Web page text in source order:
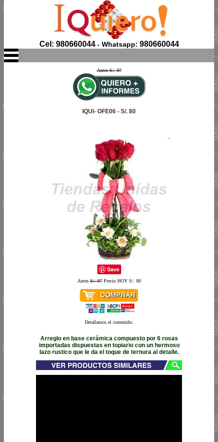
Cel: 980660044- Whatsapp: 980660044
Antes S/. 97
IQUI- OFE06 - S/. 80
Save
AntesS/. 97Precio HOY S/. 80
Detallamos el contenido:
Arreglo en base cerámica compuesto por 6 rosas
importadas dispuestas en topiario con un hermoso
lazo rustico que le da el toque de ternura al detalle.